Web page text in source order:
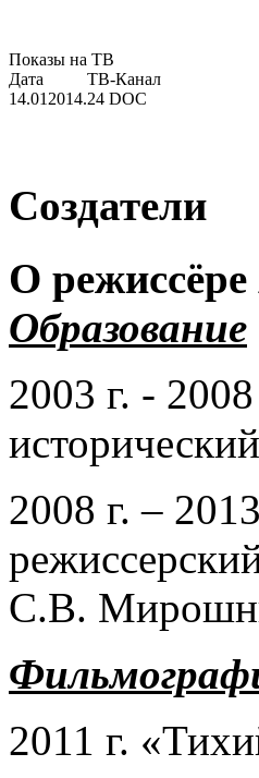
Показы на ТВ
Дата
ТВ-Канал
14.012014.24 DOC
Создатели
О
Образование
2003 г. -
2008 г. –
С.В.
2011 г.